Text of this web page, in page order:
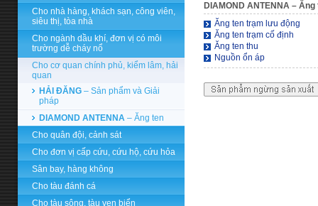
Cho nhà hàng, khách sạn, công viên,
siêu thị, tòa nhà
Cho ngành dầu khí, đơn vị có môi
trường dễ cháy nổ
Cho cơ quan chính phủ, kiểm lâm, hải
quan
HẢI ĐĂNG – Sản phẩm và Giải
pháp
DIAMOND ANTENNA – Ăng ten
Cho quân đội, cảnh sát
Cho đơn vị cấp cứu, cứu hộ, cứu hỏa
Sân bay, hàng không
Cho tàu đánh cá
Cho tàu sông, tàu ven biển
DIAMOND ANTENNA – Ăng
Ăng ten trạm lưu động
Ăng ten trạm cố định
Ăng ten thu
Nguồn ổn áp